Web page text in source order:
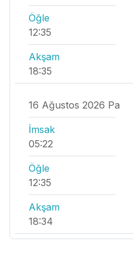
Öğle
12:35
Akşam
18:35
16 Ağustos 2026 Pa
İmsak
05:22
Öğle
12:35
Akşam
18:34